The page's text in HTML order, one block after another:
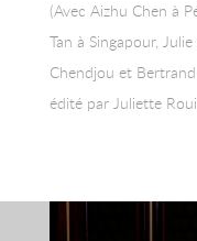
(Avec Aizhu Chen à
Tan à Singapour,
Chendjou et
édité par Juliette